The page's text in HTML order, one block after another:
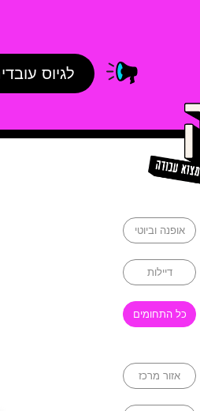
לגיוס
אופנה וביוטי
דיילות
כל התחומים
אזור מרכז